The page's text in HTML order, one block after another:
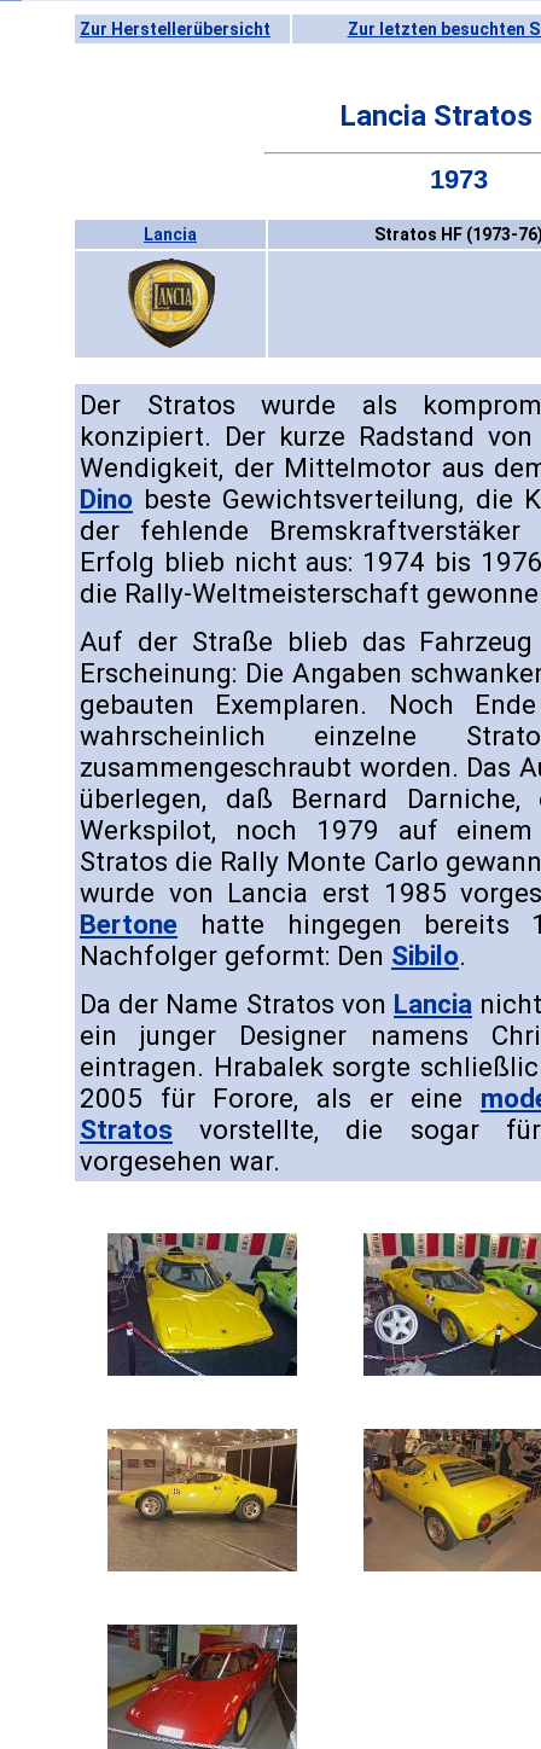
Zur Herstellerübersicht Zur letzten besuchten
Lancia Stratos
1973
Lancia Stratos HF (1973-
Der Stratos wurde als
konzipiert. Der kurze Radstand
Wendigkeit, der Mittelmotor aus
Dino beste Gewichtsverteilung, die
der fehlende
Erfolg blieb nicht aus: 1974 bis
die Rally-Weltmeisterschaft
Auf der Straße blieb das
Erscheinung: Die Angaben
gebauten Exemplaren. Noch
wahrscheinlich einzelne
zusammengeschraubt worden. Das
überlegen, daß Bernard
Werkspilot, noch 1979 auf einem
Stratos die Rally Monte Carlo
wurde von Lancia erst 1985
Bertone hatte hingegen bereits
Nachfolger geformt: Den Sibilo.
Da der Name Stratos von Lancia
ein junger Designer namens
eintragen. Hrabalek sorgte
2005 für Forore, als er eine
Stratos vorstellte, die sogar für
vorgesehen war.